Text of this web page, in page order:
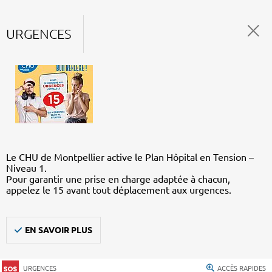
URGENCES
Le CHU de Montpellier active le Plan Hôpital en Tension –
Niveau 1.
Pour garantir une prise en charge adaptée à chacun,
appelez le 15 avant tout déplacement aux urgences.
EN SAVOIR PLUS
URGENCES ACCÈS RAPIDES